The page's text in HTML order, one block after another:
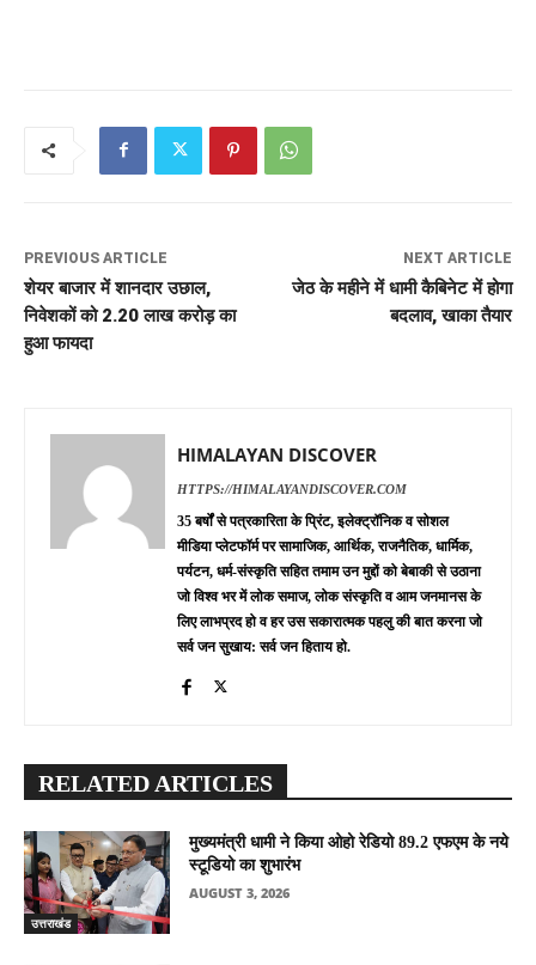
PREVIOUS ARTICLE
शेयर बाजार में शानदार उछाल,
निवेशकों को 2.20 लाख करोड़ का
हुआ फायदा
NEXT ARTICLE
जेठ के महीने में धामी कैबिनेट में होगा
बदलाव, खाका तैयार
HIMALAYAN DISCOVER
HTTPS://HIMALAYANDISCOVER.COM
35 बर्षों से पत्रकारिता के प्रिंट, इलेक्ट्रॉनिक व सोशल
मीडिया प्लेटफॉर्म पर सामाजिक, आर्थिक, राजनैतिक, धार्मिक,
पर्यटन, धर्म-संस्कृति सहित तमाम उन मुद्दों को बेबाकी से उठाना
जो विश्व भर में लोक समाज, लोक संस्कृति व आम जनमानस के
लिए लाभप्रद हो व हर उस सकारात्मक पहलु की बात करना जो
सर्व जन सुखाय: सर्व जन हिताय हो.
RELATED ARTICLES
उत्तराखंड
मुख्यमंत्री धामी ने किया ओहो रेडियो 89.2 एफएम के नये
स्टूडियो का शुभारंभ
AUGUST 3, 2026